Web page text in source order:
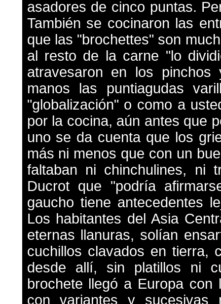
asadores de cinco puntas.
También se cocinaron las
que las "brochettes" son
al resto de la carne "lo
atravesaron en los
manos las puntiagudas
"globalización" o como a
por la cocina, aún antes que
uno se da cuenta que los
más ni menos que con un
faltaban ni chinchulines, ni
Ducrot que "podría
gaucho tiene antecedentes
Los habitantes del Asia
eternas llanuras, solían
cuchillos clavados en tierra,
desde allí, sin platillos ni
brochete llegó a Europa
con variantes y sucesivas